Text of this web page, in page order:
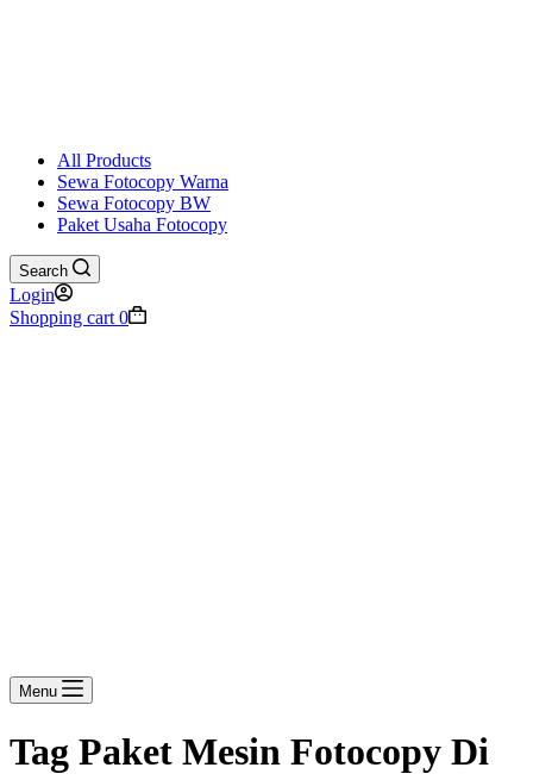
All Products
Sewa Fotocopy Warna
Sewa Fotocopy BW
Paket Usaha Fotocopy
Search
Login
Shopping cart 0
Menu
Tag Paket Mesin Fotocopy Di